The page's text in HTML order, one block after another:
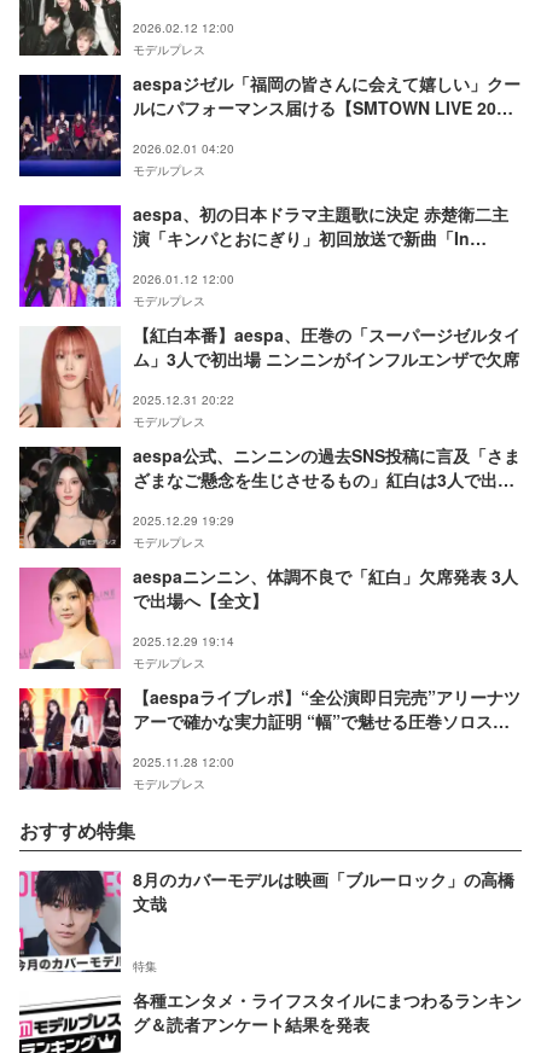
2026.02.12 12:00
モデルプレス
aespaジゼル「福岡の皆さんに会えて嬉しい」クー
ルにパフォーマンス届ける【SMTOWN LIVE 2025-
2026.02.01 04:20
モデルプレス
aespa、初の日本ドラマ主題歌に決定 赤楚衛二主
演「キンパとおにぎり」初回放送で新曲「In
2026.01.12 12:00
モデルプレス
【紅白本番】aespa、圧巻の「スーパージゼルタイ
ム」3人で初出場 ニンニンがインフルエンザで欠席
2025.12.31 20:22
モデルプレス
aespa公式、ニンニンの過去SNS投稿に言及「さま
ざまなご懸念を生じさせるもの」紅白は3人で出演
2025.12.29 19:29
モデルプレス
aespaニンニン、体調不良で「紅白」欠席発表 3人
で出場へ【全文】
2025.12.29 19:14
モデルプレス
【aespaライブレポ】“全公演即日完売”アリーナツ
アーで確かな実力証明 “幅”で魅せる圧巻ソロステ
2025.11.28 12:00
モデルプレス
おすすめ特集
8月のカバーモデルは映画「ブルーロック」の高橋
文哉
特集
各種エンタメ・ライフスタイルにまつわるランキン
グ＆読者アンケート結果を発表